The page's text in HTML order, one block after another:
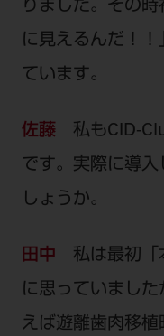
りました。その
に見えるんだ！
ています。
佐藤 私もCID-
です。実際に導
しょうか。
田中 私は最初「
に思っていまし
えば遊離歯肉移